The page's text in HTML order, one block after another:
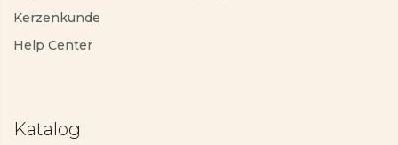
Kerzenkunde
Help Center
Katalog